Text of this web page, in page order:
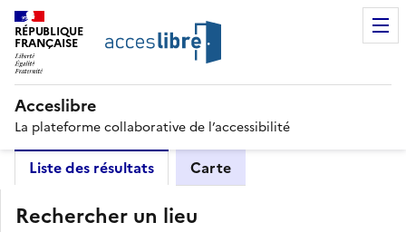
RÉPUBLIQUE
FRANÇAISE
Acceslibre
La plateforme collaborative de l’accessibilité
Liste des résultats Carte
Rechercher un lieu